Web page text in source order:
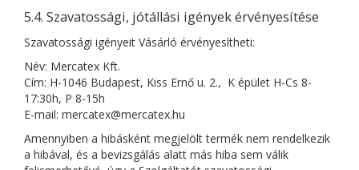
5.4. Szavatossági, jótállási igények érvényesítése
Szavatossági igényeit Vásárló érvényesítheti:
Név: Mercatex Kft.
Cím: H-1046 Budapest, Kiss Ernő u. 2., K épület H-Cs 8-
17:30h, P 8-15h
E-mail: mercatex@mercatex.hu
Amennyiben a hibásként megjelölt termék nem rendelkezik
a hibával, és a bevizsgálás alatt más hiba sem válik